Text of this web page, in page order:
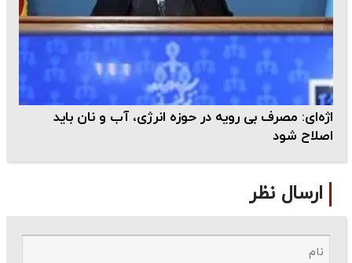
اژه‌ای: مصرف بی رویه در حوزه انرژی، آب و نان باید
اصلاح شود
ارسال نظر